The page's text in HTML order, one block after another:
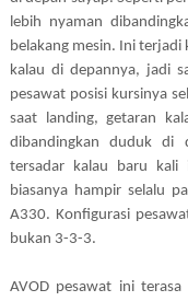
lebih nyaman
belakang mesin. Ini
kalau di depannya, jadi
pesawat posisi kursinya
saat landing, getaran
dibandingkan duduk di
tersadar kalau baru
biasanya hampir selalu
A330. Konfigurasi
bukan 3-3-3.
AVOD pesawat ini